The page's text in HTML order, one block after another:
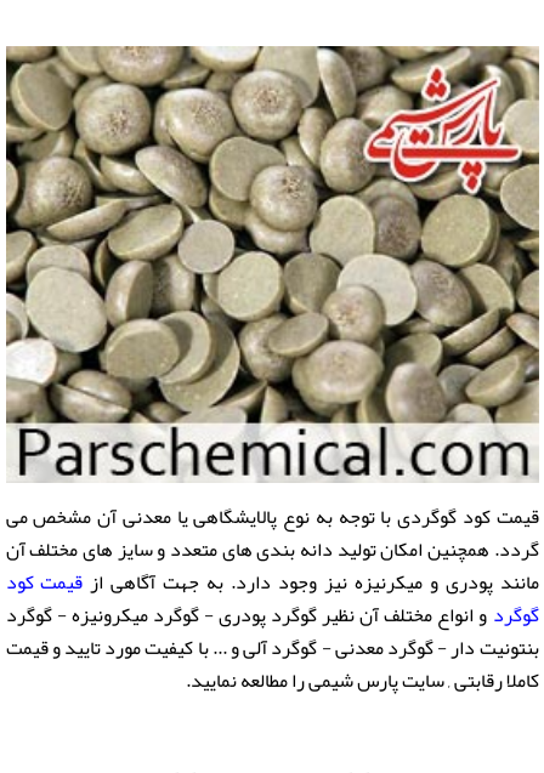
قیمت کود گوگردی با توجه به نوع پالایشگاهی یا معدنی آن مشخص می
گردد. همچنین امکان تولید دانه بندی های متعدد و سایز های مختلف آن
مانند پودری و میکرنیزه نیز وجود دارد. به جهت آگاهی ازقیمت کود
گوگردو انواع مختلف آن نظیر گوگرد پودری - گوگرد میکرونیزه - گوگرد
بنتونیت دار - گوگرد معدنی - گوگرد آلی و ... با کیفیت مورد تایید و قیمت
کاملا رقابتی , سایت پارس شیمی را مطالعه نمایید.